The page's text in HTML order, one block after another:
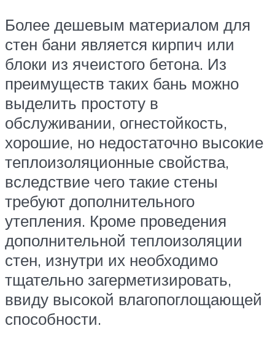
Более дешевым материалом для
стен бани является кирпич или
блоки из ячеистого бетона. Из
преимуществ таких бань можно
выделить простоту в
обслуживании, огнестойкость,
хорошие, но недостаточно высокие
теплоизоляционные свойства,
вследствие чего такие стены
требуют дополнительного
утепления. Кроме проведения
дополнительной теплоизоляции
стен, изнутри их необходимо
тщательно загерметизировать,
ввиду высокой влагопоглощающей
способности.